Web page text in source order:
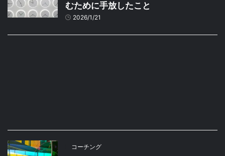
むために手放したこと
2026/1/21
コーチング